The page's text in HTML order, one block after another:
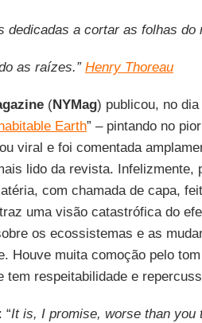
dedicadas a cortar as folhas do
as raízes.” Henry Thoreau
(NYMag) publicou, no
Earth” – pintando no
viral e foi comentada
lido da revista. Infelizmente,
com chamada de capa,
uma visão catastrófica do
os ecossistemas e as
Houve muita comoção pelo
tem respeitabilidade e
“It is, I promise, worse than you